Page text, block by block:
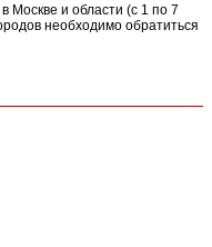
Москве и области (с 1 по 7
необходимо обратиться